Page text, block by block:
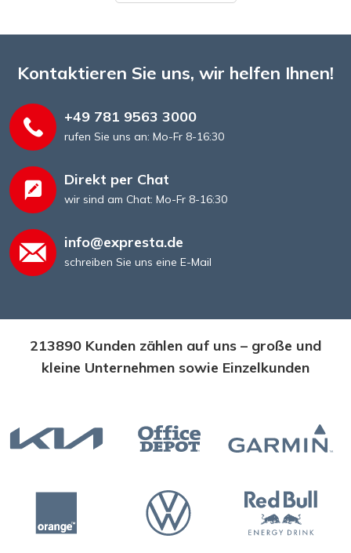
Aufkleber und Sticker
Kontaktieren Sie uns, wir helfen Ihnen!
+49 781 9563 3000
rufen Sie uns an: Mo-Fr 8-16:30
Direkt per Chat
wir sind am Chat: Mo-Fr 8-16:30
info@expresta.de
schreiben Sie uns eine E-Mail
213890 Kunden zählen auf uns – große und
kleine Unternehmen sowie Einzelkunden